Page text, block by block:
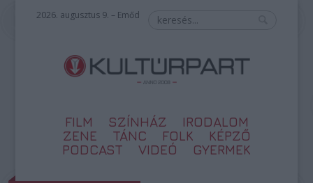
2026. augusztus 9. – Emőd
FILM SZÍNHÁZ
IRODALOM
ZENE
TÁNC FOLK
KÉPZŐ
PODCAST
VIDEÓ GYERMEK